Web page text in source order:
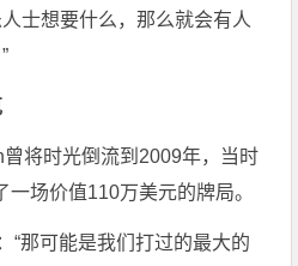
士想要什么，那么就会有人
将时光倒流到2009年，当时
场价值110万美元的牌局。
“那可能是我们打过的最大的